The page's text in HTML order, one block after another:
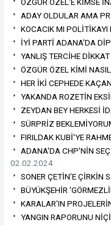
ÖZGÜR ÖZEL'E KİMSE
ADAY OLDULAR AMA
KOCACIK MI
İYİ PARTİ ADANA'DA
YANLIŞ TERCİHE
ÖZGÜR ÖZEL KİMİ
HER İKİ CEPHEDE
YAKANDA ROZETİN
ZEYDAN BEY HERKESİ
SÜRPRİZ
FIRILDAK KUBİ'YE
ADANA'DA CHP'NİN
02.02.2024
SONER ÇETİN'E ÇİRKİN
BÜYÜKŞEHİR
KARALAR'IN
YANGIN RAPORUNU